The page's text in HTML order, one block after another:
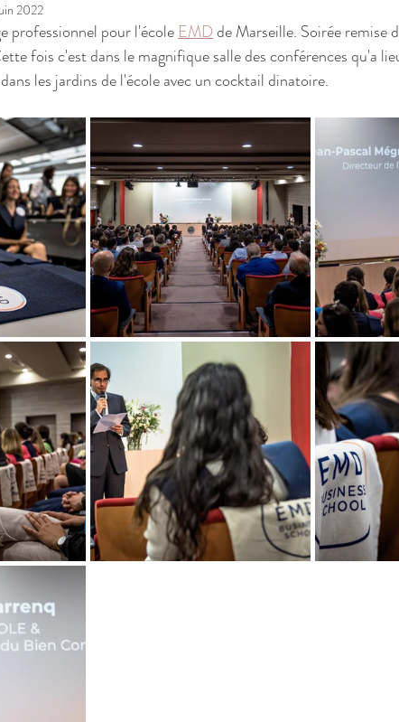
2022
professionnel pour l'école EMD de Marseille. Soirée remise
fois c'est dans le magnifique salle des conférences qu'a
les jardins de l'école avec un cocktail dinatoire.